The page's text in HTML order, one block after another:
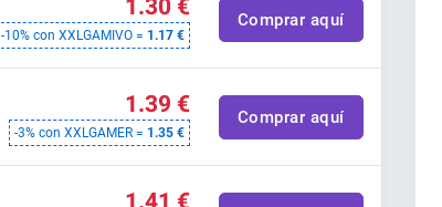
-10% con XXLGAMIVO = 1.17 €
Comprar aquí
1.39 €
-3% con XXLGAMER = 1.35 €
Comprar aquí